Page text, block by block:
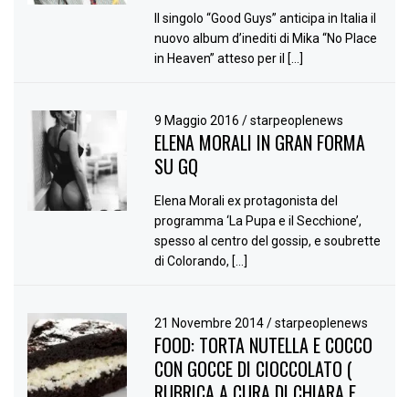
Il singolo “Good Guys” anticipa in Italia il
nuovo album d’inediti di Mika “No Place
in Heaven” atteso per il […]
9 Maggio 2016/ starpeoplenews
ELENA MORALI IN GRAN FORMA
SU GQ
Elena Morali ex protagonista del
programma ‘La Pupa e il Secchione’,
spesso al centro del gossip, e soubrette
di Colorando, […]
21 Novembre 2014/ starpeoplenews
FOOD: TORTA NUTELLA E COCCO
CON GOCCE DI CIOCCOLATO (